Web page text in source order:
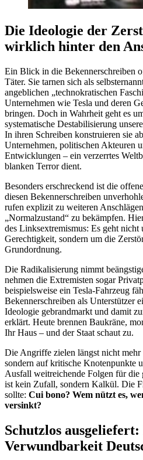
Die Ideologie der
wirklich hinter den
Ein Blick in die Bekennerschreiben
Täter. Sie tarnen sich als
angeblichen „technokratischen
Unternehmen wie Tesla und deren
bringen. Doch in Wahrheit geht es
systematische Destabilisierung
In ihren Schreiben konstruieren sie
Unternehmen, politischen Akteuren
Entwicklungen – ein verzerrtes
blanken Terror dient.
Besonders erschreckend ist die
diesen Bekennerschreiben
rufen explizit zu weiteren
„Normalzustand“ zu bekämpfen.
des Linksextremismus: Es geht
Gerechtigkeit, sondern um die
Grundordnung.
Die Radikalisierung nimmt
nehmen die Extremisten sogar
beispielsweise ein Tesla-Fahrzeug
Bekennerschreiben als Unterstützer
Ideologie gebrandmarkt und damit
erklärt. Heute brennen Baukräne,
Ihr Haus – und der Staat schaut zu.
Die Angriffe zielen längst nicht
sondern auf kritische Knotenpunkte
Ausfall weitreichende Folgen für die
ist kein Zufall, sondern Kalkül. Die
sollte: Cui bono? Wem nützt es,
versinkt?
Schutzlos
Verwundbarkeit